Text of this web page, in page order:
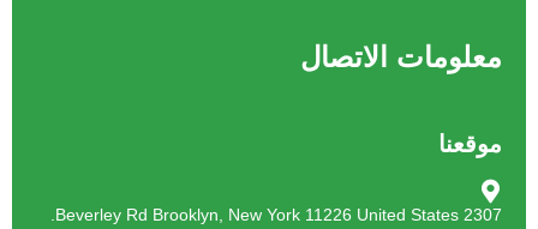
معلومات الاتصال
موقعنا
2307 Beverley Rd Brooklyn, New York 11226 United States.